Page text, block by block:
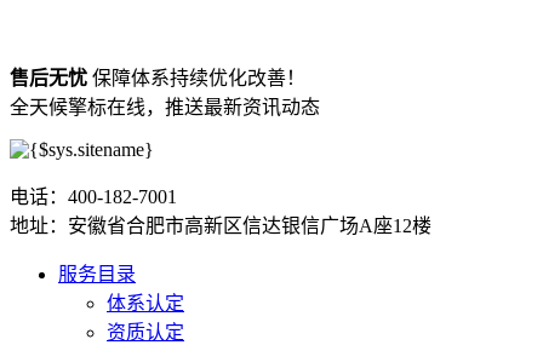
售后无忧 保障体系持续优化改善！
全天候擎标在线，推送最新资讯动态
电话：400-182-7001
地址：安徽省合肥市高新区信达银信广场A座12楼
服务目录
体系认定
资质认定